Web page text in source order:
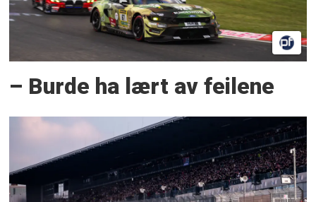
– Burde ha lært av feilene